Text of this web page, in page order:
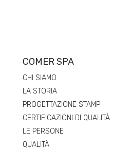
COMER SPA
CHI SIAMO
LA STORIA
PROGETTAZIONE STAMPI
CERTIFICAZIONI DI QUALITÀ
LE PERSONE
QUALITÀ